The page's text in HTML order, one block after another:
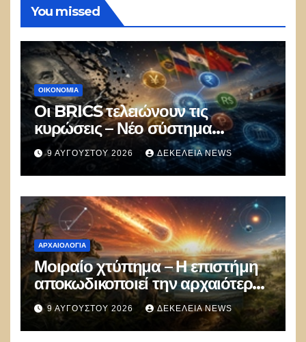
You missed
ΟΙΚΟΝΟΜΙΑ
Οι BRICS τελειώνουν τις
κυρώσεις – Νέο σύστημα
πληρωμών με ψηφιακά
νομίσματα εκτός δολαρίου για το
εμπόριο
9 ΑΥΓΟΎΣΤΟΥ 2026 ΔΕΚΈΛΕΙΑ NEWS
ΑΡΧΑΙΟΛΟΓΊΑ
Μοιραίο χτύπημα – Η επιστήμη
αποκωδικοποιεί την αρχαιότερη
μαζική δολοφονία στην Ιστορία
9 ΑΥΓΟΎΣΤΟΥ 2026 ΔΕΚΈΛΕΙΑ NEWS